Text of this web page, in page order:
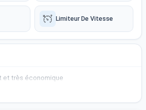
Limiteur De Vitesse
et très économique